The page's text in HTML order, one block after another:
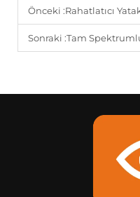
Önceki :Rahatlatıcı Yatak Odası
Sonraki :Tam Spektrumlu Işık,